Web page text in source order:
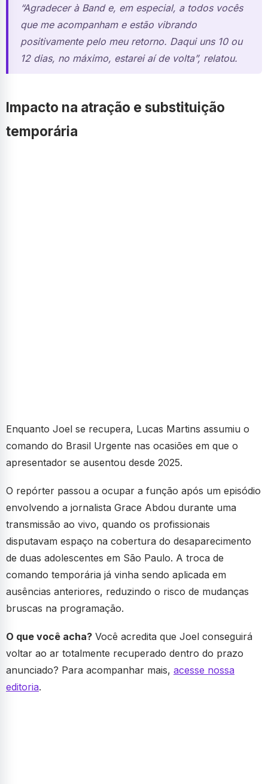
“Agradecer à Band e, em especial, a todos vocês
que me acompanham e estão vibrando
positivamente pelo meu retorno. Daqui uns 10 ou
12 dias, no máximo, estarei aí de volta”, relatou.
Impacto na atração e substituição
temporária
Enquanto Joel se recupera, Lucas Martins assumiu o
comando do Brasil Urgente nas ocasiões em que o
apresentador se ausentou desde 2025.
O repórter passou a ocupar a função após um episódio
envolvendo a jornalista Grace Abdou durante uma
transmissão ao vivo, quando os profissionais
disputavam espaço na cobertura do desaparecimento
de duas adolescentes em São Paulo. A troca de
comando temporária já vinha sendo aplicada em
ausências anteriores, reduzindo o risco de mudanças
bruscas na programação.
O que você acha? Você acredita que Joel conseguirá
voltar ao ar totalmente recuperado dentro do prazo
anunciado? Para acompanhar mais, acesse nossa
editoria.